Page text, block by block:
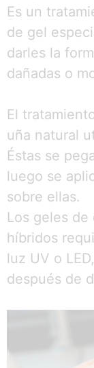
Es un
de gel
darles la
dañadas o
El
uña natural
Éstas se
luego se
sobre ellas.
Los geles
híbridos
luz UV o
después de